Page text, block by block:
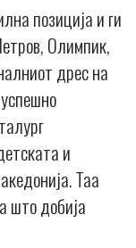
позиција и ги
Олимпик,
дрес на
и
Таа
што добија